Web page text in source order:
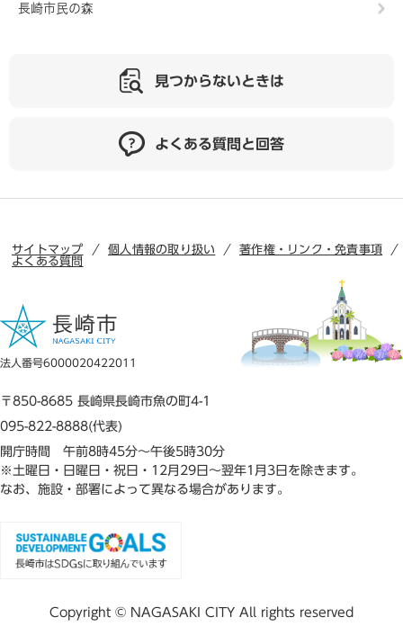
長崎市民の森
見つからないときは
よくある質問と回答
サイトマップ 個人情報の取り扱い
著作権・リンク・免責事項
よくある質問
法人番号6000020422011
〒850-8685 長崎県長崎市魚の町4-1
095-822-8888(代表)
開庁時間 午前8時45分～午後5時30分
※土曜日・日曜日・祝日・12月29日～翌年1月3日を除きます。
なお、施設・部署によって異なる場合があります。
Copyright © NAGASAKI CITY All rights reserved